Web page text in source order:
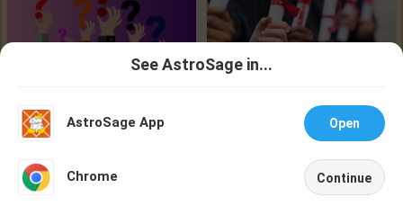
Worried about your career? don't know what is.
See AstroSage in...
AstroSage App Open
Chrome Continue
Astrologer
Home Account